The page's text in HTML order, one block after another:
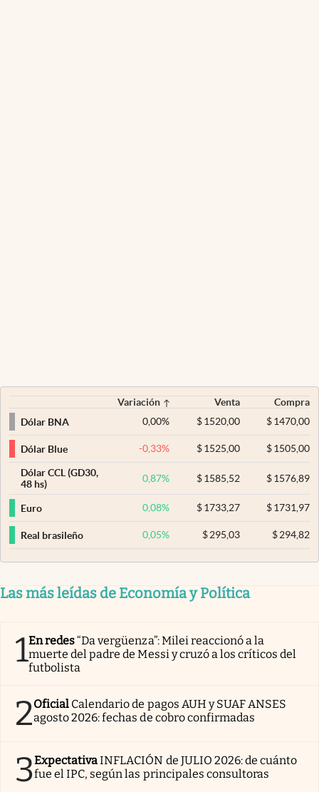
Variación Venta
Compra
Dólar BNA
0,00% $ 1520,00 $1470,00
Dólar Blue -0,33% $ 1525,00 $1505,00
Dólar CCL (GD30,
48 hs)
0,87% $ 1585,52 $1576,89
Euro 0,08% $ 1733,27 $1731,97
Real brasileño 0,05% $295,03 $294,82
Las más leídas de Economía y Política
1En redes“Da vergüenza”: Milei reaccionó a la
muerte del padre de Messi y cruzó a los críticos del
futbolista
2Oficial Calendario de pagos AUH y SUAF ANSES
agosto 2026: fechas de cobro confirmadas
3ExpectativaINFLACIÓN de JULIO 2026: de cuánto
fue el IPC, según las principales consultoras